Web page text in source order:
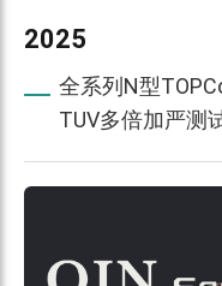
2025
全系列N型
TUV多倍加严测